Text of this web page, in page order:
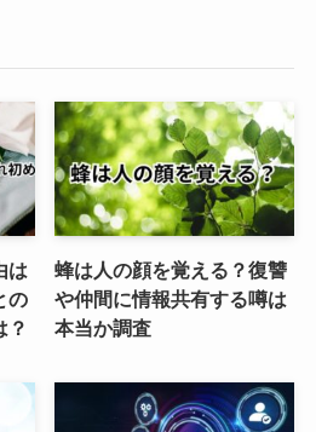
は
の
？
蜂は人の顔を覚える？復讐
や仲間に情報共有する噂は
本当か調査